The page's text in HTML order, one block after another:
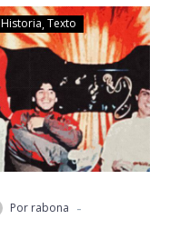
Historia Texto
Por rabona -